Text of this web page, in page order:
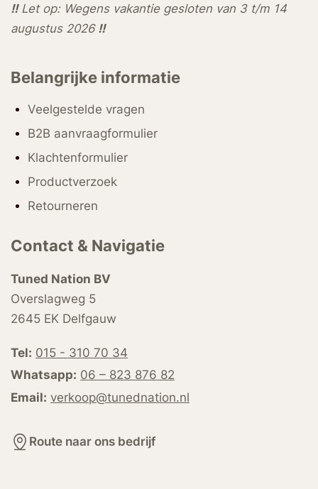
!!Let op: Wegens vakantie gesloten van 3 t/m 14
augustus 2026 !!
Belangrijke informatie
Veelgestelde vragen
B2B aanvraagformulier
Klachtenformulier
Productverzoek
Retourneren
Contact & Navigatie
Tuned Nation BV
Overslagweg 5
2645 EK Delfgauw
Tel: 015 - 310 70 34
Whatsapp: 06 – 823 876 82
Email: verkoop@tunednation.nl
Route naar ons bedrijf